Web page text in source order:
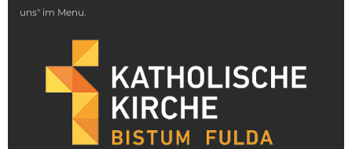
uns" im Menu.